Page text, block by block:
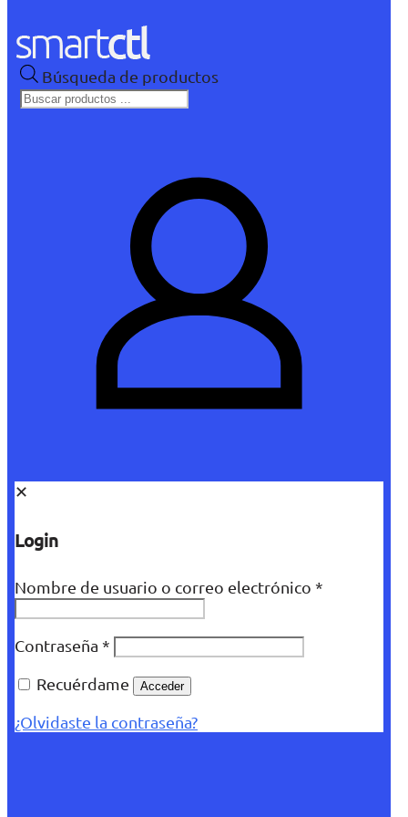
Búsqueda de productos
✕
Login
Nombre de usuario o correo electrónico *
Contraseña *
Recuérdame
Acceder
¿Olvidaste la contraseña?